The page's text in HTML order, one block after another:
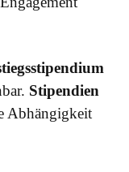
Stipendien
Abhängigkeit